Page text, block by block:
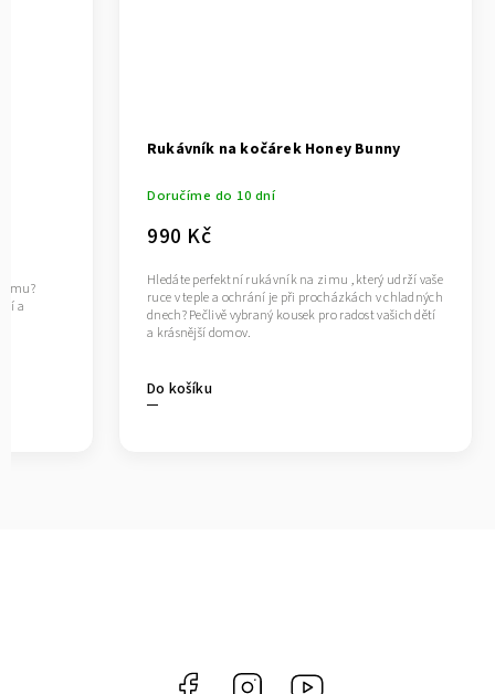
a
Rukávník na kočárek Honey Bunny
Doručíme do 10 dní
990 Kč
Do košíku
Hledáte perfektní rukávník na zimu , který udrží vaše
ruce v teple a ochrání je při procházkách v chladných
dnech? Pečlivě vybraný kousek pro radost vašich dětí
a krásnější domov.
Facebook Instagram